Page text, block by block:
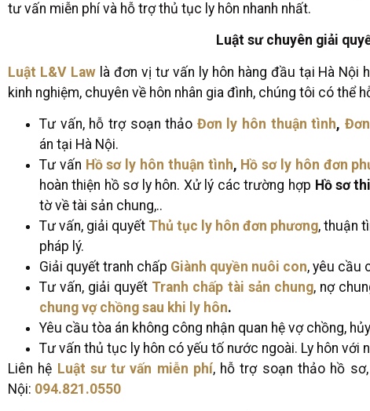
tư vấn miễn phí và hỗ trợ thủ tục ly hôn nhanh nhất.
Luật sư chuyên giải
Luật L&V Lawlà đơn vị tư vấn ly hôn hàng đầu tại Hà Nội
kinh nghiệm, chuyên về hôn nhân gia đình, chúng tôi có thể
Tư vấn, hỗ trợ soạn thảo Đơn ly hôn thuận tình,
án tại Hà Nội.
Tư vấn Hồ sơ ly hôn thuận tình, Hồ sơ ly hôn đơn
hoàn thiện hồ sơ ly hôn. Xử lý các trường hợp Hồ sơ
tờ về tài sản chung,..
Tư vấn, giải quyết Thủ tục ly hôn đơn phương, thuận
pháp lý.
Giải quyết tranh chấp Giành quyền nuôi con, yêu cầu
Tư vấn, giải quyết Tranh chấp tài sản chung, nợ
chung vợ chồng sau khi ly hôn.
Yêu cầu tòa án không công nhận quan hệ vợ chồng,
Tư vấn thủ tục ly hôn có yếu tố nước ngoài. Ly hôn
Liên hệ Luật sư tư vấn miễn phí, hỗ trợ soạn thảo hồ
Nội: 094.821.0550